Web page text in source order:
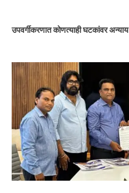
उपवर्गीकरणात कोणत्याही घटकांवर